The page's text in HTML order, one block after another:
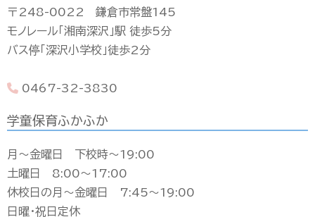
〒248-0022 鎌倉市常盤145
モノレール「湘南深沢」駅 徒歩5分
バス停「深沢小学校」徒歩2分
0467-32-3830
学童保育ふかふか
月〜金曜日 下校時〜19:00
土曜日 8:00〜17:00
休校日の月〜金曜日 7:45〜19:00
日曜・祝日定休